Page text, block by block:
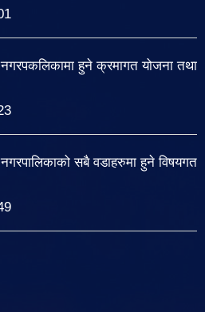
हुने क्रमागत योजना तथा
सबै वडाहरुमा हुने विषयगत